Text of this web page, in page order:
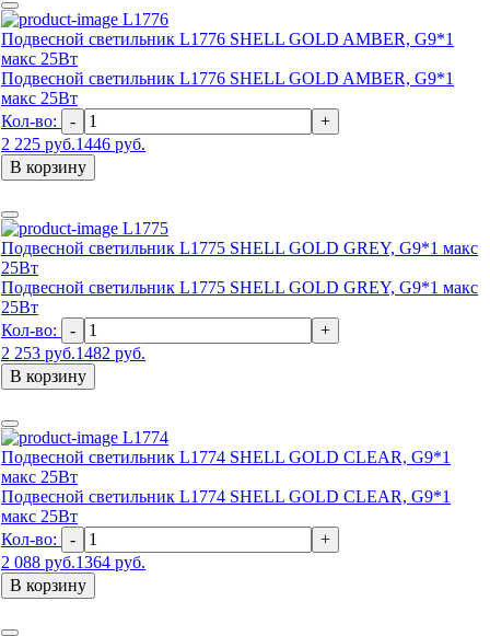
L1776
Подвесной светильник L1776 SHELL GOLD AMBER, G9*1
макс 25Вт
Подвесной светильник L1776 SHELL GOLD AMBER, G9*1
макс 25Вт
Кол-во:
-
+
2 225 руб.1446 руб.
В корзину
L1775
Подвесной светильник L1775 SHELL GOLD GREY, G9*1 макс
25Вт
Подвесной светильник L1775 SHELL GOLD GREY, G9*1 макс
25Вт
Кол-во:
-
+
2 253 руб.1482 руб.
В корзину
L1774
Подвесной светильник L1774 SHELL GOLD CLEAR, G9*1
макс 25Вт
Подвесной светильник L1774 SHELL GOLD CLEAR, G9*1
макс 25Вт
Кол-во:
-
+
2 088 руб.1364 руб.
В корзину